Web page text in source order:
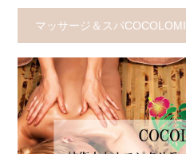
マッサージ＆スパCOCOLOMI